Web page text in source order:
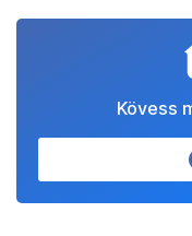
Kövess